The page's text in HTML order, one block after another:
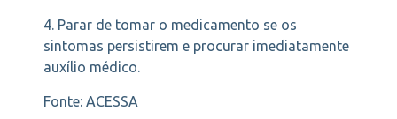
4. Parar de tomar o medicamento se os
sintomas persistirem e procurar imediatamente
auxílio médico.
Fonte: ACESSA